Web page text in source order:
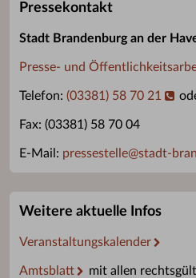
Pressekontakt
Stadt Brandenburg an der
Presse- und
Telefon: (03381) 58 70 21
Fax: (03381) 58 70 04
E-Mail: pressestelle@stadt-
Weitere aktuelle Infos
Veranstaltungskalender
Amtsblatt
mit allen